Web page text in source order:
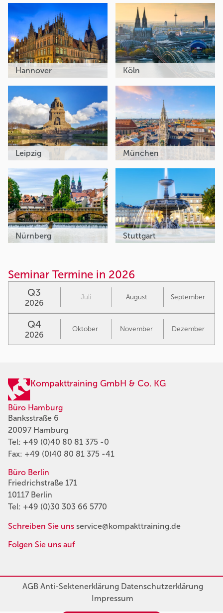
Hannover Köln
Leipzig München
Nürnberg Stuttgart
Seminar Termine in 2026
Q3
2026
Juli August September
Q4
2026
Oktober November Dezember
Kompakttraining GmbH & Co. KG
Büro Hamburg
Banksstraße 6
20097 Hamburg
Tel: +49 (0)40 80 81 375 -0
Fax: +49 (0)40 80 81 375 -41
Büro Berlin
Friedrichstraße 171
10117 Berlin
Tel: +49 (0)30 303 66 5770
Schreiben Sie uns service@kompakttraining.de
Folgen Sie uns auf
AGBAnti-SektenerklärungDatenschutzerklärung
Impressum